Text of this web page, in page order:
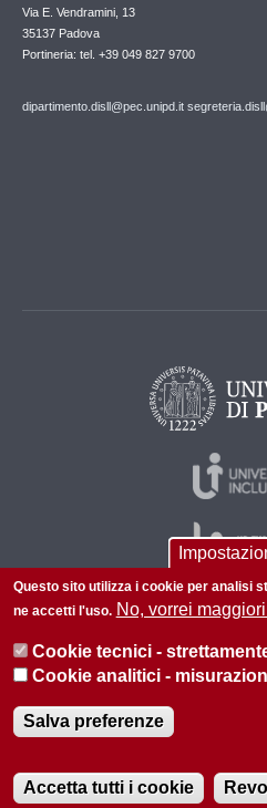
Via E. Vendramini, 13
35137 Padova
Portineria: tel. +39 049 827 9700
dipartimento.disll@pec.unipd.it
© 2026 Università di Padova
P.I. 00742430283
Informazioni su questo sito
Questo sito utilizza i cookie per analisi
ne accetti l'uso. No, vorrei
Cookie tecnici -
Cookie analitici -
Salva preferenze
Accetta tutti i cookie